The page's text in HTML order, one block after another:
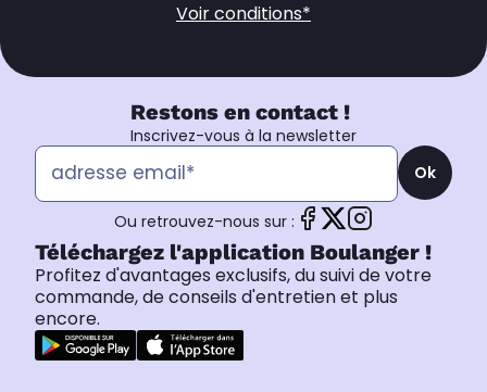
Voir conditions*
Restons en contact !
Inscrivez-vous à la newsletter
Ok
Ou retrouvez-nous sur :
Téléchargez l'application Boulanger !
Profitez d'avantages exclusifs, du suivi de votre
commande, de conseils d'entretien et plus
encore.